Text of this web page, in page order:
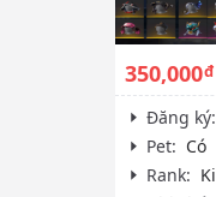
350,000đ
Đăng ký:
Pet: Có
Rank: